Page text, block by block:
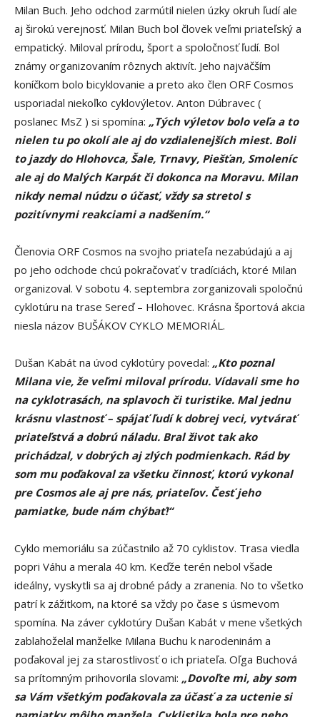
Milan Buch. Jeho odchod zarmútil nielen úzky okruh ľudí ale
aj širokú verejnosť. Milan Buch bol človek veľmi priateľský a
empatický. Miloval prírodu, šport a spoločnosť ľudí. Bol
známy organizovaním rôznych aktivít. Jeho najväčším
koníčkom bolo bicyklovanie a preto ako člen ORF Cosmos
usporiadal niekoľko cyklovýletov. Anton Dúbravec (
poslanec MsZ ) si spomína: „Tých výletov bolo veľa a to
nielen tu po okolí ale aj do vzdialenejších miest. Boli
to jazdy do Hlohovca, Šale, Trnavy, Piešťan, Smoleníc
ale aj do Malých Karpát či dokonca na Moravu. Milan
nikdy nemal núdzu o účasť, vždy sa stretol s
pozitívnymi reakciami a nadšením.“
Členovia ORF Cosmos na svojho priateľa nezabúdajú a aj
po jeho odchode chcú pokračovať v tradíciách, ktoré Milan
organizoval. V sobotu 4. septembra zorganizovali spoločnú
cyklotúru na trase Sereď – Hlohovec. Krásna športová akcia
niesla názov BUŠÁKOV CYKLO MEMORIÁL.
Dušan Kabát na úvod cyklotúry povedal: „Kto poznal
Milana vie, že veľmi miloval prírodu. Vídavali sme ho
na cyklotrasách, na splavoch či turistike. Mal jednu
krásnu vlastnosť – spájať ľudí k dobrej veci, vytvárať
priateľstvá a dobrú náladu. Bral život tak ako
prichádzal, v dobrých aj zlých podmienkach. Rád by
som mu poďakoval za všetku činnosť, ktorú vykonal
pre Cosmos ale aj pre nás, priateľov. Česť jeho
pamiatke, bude nám chýbať!“
Cyklo memoriálu sa zúčastnilo až 70 cyklistov. Trasa viedla
popri Váhu a merala 40 km. Keďže terén nebol všade
ideálny, vyskytli sa aj drobné pády a zranenia. No to všetko
patrí k zážitkom, na ktoré sa vždy po čase s úsmevom
spomína. Na záver cyklotúry Dušan Kabát v mene všetkých
zablahoželal manželke Milana Buchu k narodeninám a
poďakoval jej za starostlivosť o ich priateľa. Oľga Buchová
sa prítomným prihovorila slovami: „Dovoľte mi, aby som
sa Vám všetkým poďakovala za účasť a za uctenie si